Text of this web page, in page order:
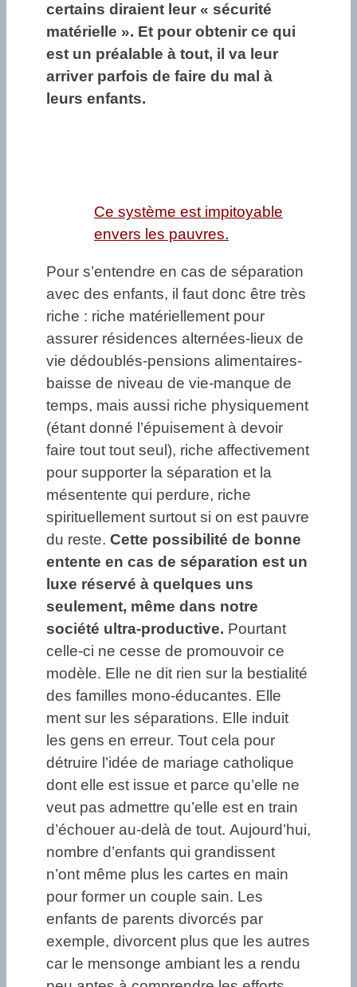
certains diraient leur « sécurité
matérielle ». Et pour obtenir ce qui
est un préalable à tout, il va leur
arriver parfois de faire du mal à
leurs enfants.
Ce système est impitoyable
envers les pauvres.
Pour s’entendre en cas de séparation
avec des enfants, il faut donc être très
riche : riche matériellement pour
assurer résidences alternées-lieux de
vie dédoublés-pensions alimentaires-
baisse de niveau de vie-manque de
temps, mais aussi riche physiquement
(étant donné l’épuisement à devoir
faire tout tout seul), riche affectivement
pour supporter la séparation et la
mésentente qui perdure, riche
spirituellement surtout si on est pauvre
du reste. Cette possibilité de bonne
entente en cas de séparation est un
luxe réservé à quelques uns
seulement, même dans notre
société ultra-productive. Pourtant
celle-ci ne cesse de promouvoir ce
modèle. Elle ne dit rien sur la bestialité
des familles mono-éducantes. Elle
ment sur les séparations. Elle induit
les gens en erreur. Tout cela pour
détruire l’idée de mariage catholique
dont elle est issue et parce qu’elle ne
veut pas admettre qu’elle est en train
d’échouer au-delà de tout. Aujourd’hui,
nombre d’enfants qui grandissent
n’ont même plus les cartes en main
pour former un couple sain. Les
enfants de parents divorcés par
exemple, divorcent plus que les autres
car le mensonge ambiant les a rendu